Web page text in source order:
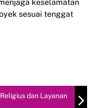
keselamatan
sesuai tenggat
dan Layanan